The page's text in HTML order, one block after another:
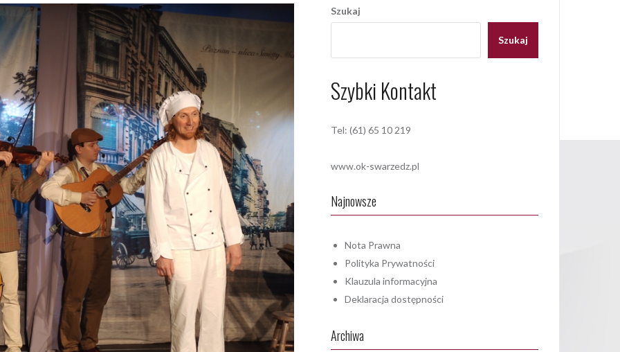
Szukaj
Szukaj
Szybki Kontakt
Tel: (61) 65 10 219
www.ok-swarzedz.pl
Najnowsze
Nota Prawna
Polityka Prywatności
Klauzula informacyjna
Deklaracja dostępności
Archiwa